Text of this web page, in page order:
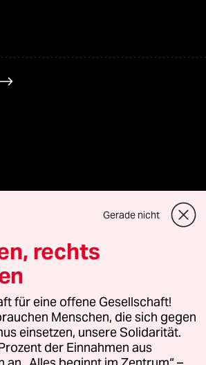
Vertriebs GmbH
rechtlichen Fragen oder für Genehmigungen
lizenzen@taz.de
Kommune-Richtlinien
Gerade nicht
rechts
für eine offene Gesellschaft!
Menschen, die sich gegen
einsetzen, unsere Solidarität.
der Einnahmen aus